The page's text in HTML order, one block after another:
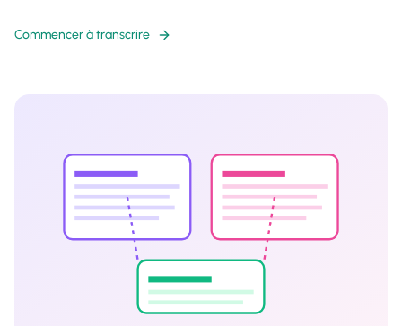
Commencer à transcrire